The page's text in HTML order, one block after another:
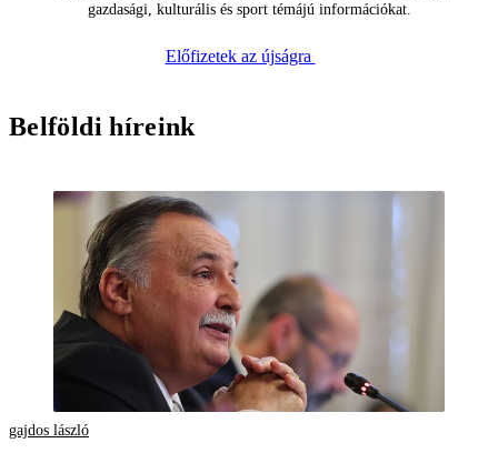
gazdasági, kulturális és sport témájú információkat.
Előfizetek az újságra
Belföldi híreink
gajdos lászló